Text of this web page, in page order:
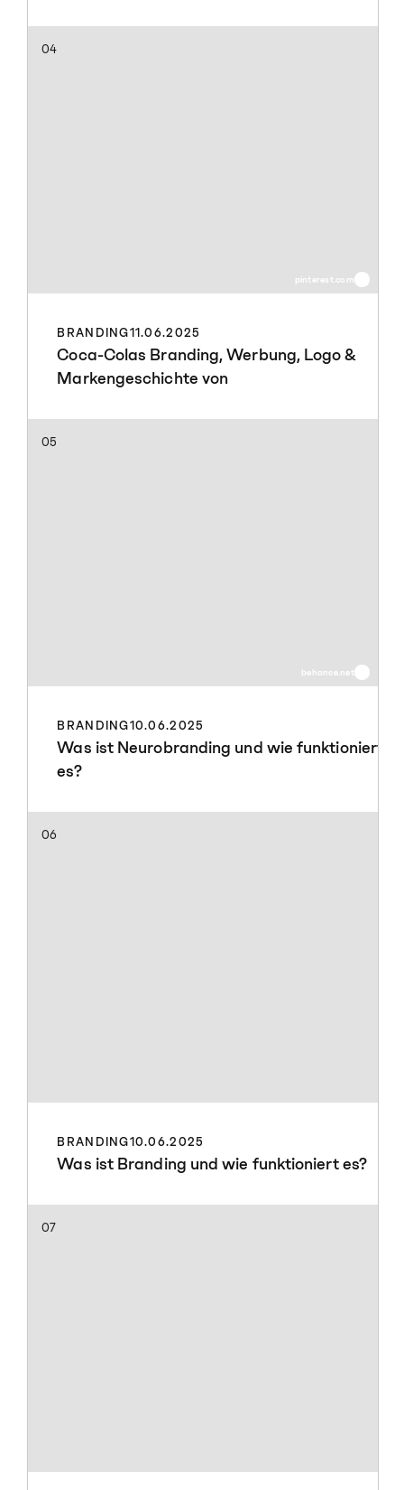
pinterest.com
04
BRANDING11.06.2025
Coca-Colas Branding, Werbung, Logo &
Markengeschichte von
behance.net
05
BRANDING10.06.2025
Was ist Neurobranding und wie funktioniert
es?
06
BRANDING10.06.2025
Was ist Branding und wie funktioniert es?
07